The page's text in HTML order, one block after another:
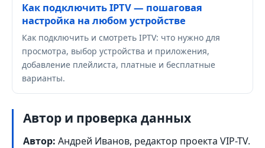
Как подключить IPTV — пошаговая
настройка на любом устройстве
Как подключить и смотреть IPTV: что нужно для
просмотра, выбор устройства и приложения,
добавление плейлиста, платные и бесплатные
варианты.
Автор и проверка данных
Автор: Андрей Иванов, редактор проекта VIP-TV.